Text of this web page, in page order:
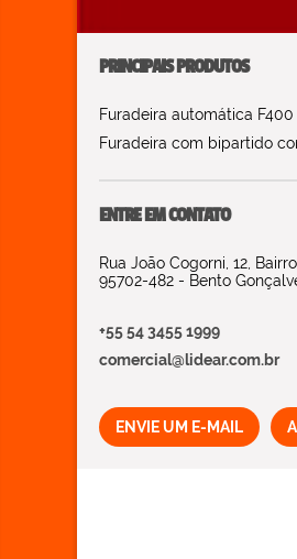
PRINCIPAIS PRODUTOS
Furadeira automática F400
Furadeira com bipartido
ENTRE EM CONTATO
Rua João Cogorni, 12,
95702-482 - Bento
+55 54 3455 1999
comercial@lidear.com.br
ENVIE UM E-MAIL